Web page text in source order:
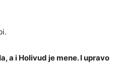
a i Holivud je mene. I upravo